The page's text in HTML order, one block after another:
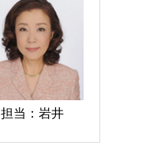
担当：岩井